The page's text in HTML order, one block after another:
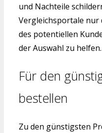
und Nachteile
Vergleichsportale nur
des potentiellen
der Auswahl zu helfen.
Für den
bestellen
Zu den günstigsten